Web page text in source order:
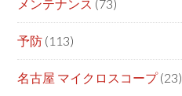
メンテナンス (73)
予防 (113)
名古屋 マイクロスコープ(23)